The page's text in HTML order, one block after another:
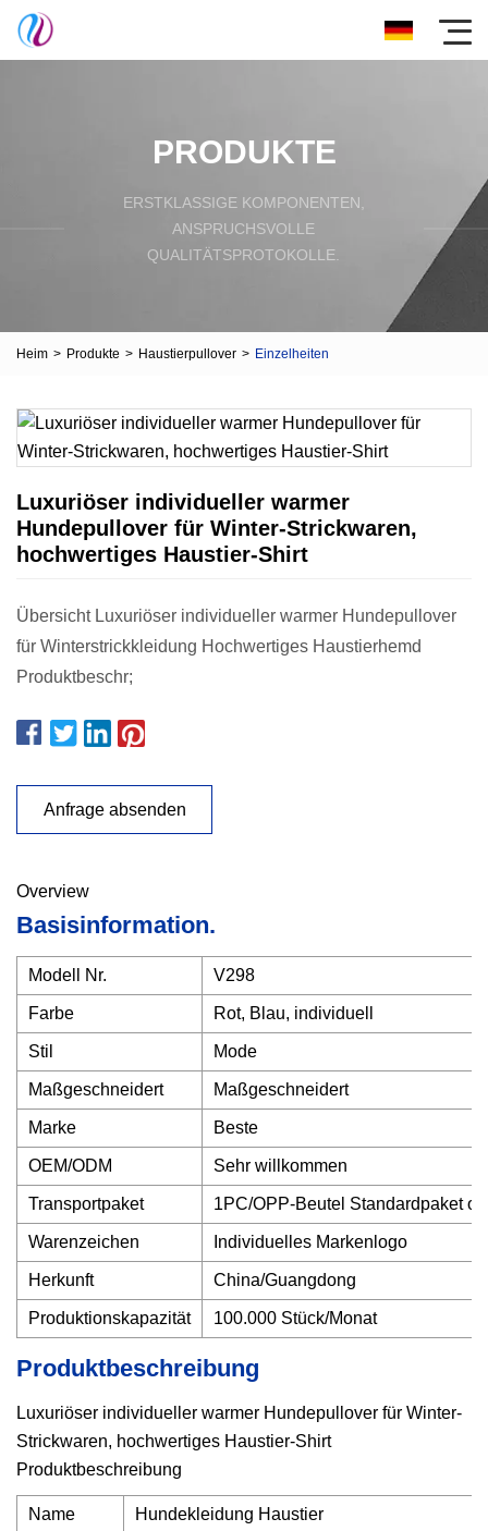
PRODUKTE
ERSTKLASSIGE KOMPONENTEN,
ANSPRUCHSVOLLE
QUALITÄTSPROTOKOLLE.
Heim > Produkte > Haustierpullover > Einzelheiten
Luxuriöser individueller warmer
Hundepullover für Winter-Strickwaren,
hochwertiges Haustier-Shirt
Übersicht Luxuriöser individueller warmer Hundepullover
für Winterstrickkleidung Hochwertiges Haustierhemd
Produktbeschr;
Anfrage absenden
Overview
Basisinformation.
Modell Nr. V298
Farbe Rot, Blau, individuell
Stil Mode
Maßgeschneidert Maßgeschneidert
Marke Beste
OEM/ODM Sehr willkommen
Transportpaket 1PC/OPP-Beutel Standardpaket
Warenzeichen Individuelles Markenlogo
Herkunft China/Guangdong
Produktionskapazität 100.000 Stück/Monat
Produktbeschreibung
Luxuriöser individueller warmer Hundepullover für Winter-
Strickwaren, hochwertiges Haustier-Shirt
Produktbeschreibung
Name Hundekleidung Haustier